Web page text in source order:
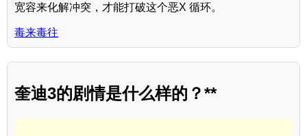
宽容来化解冲突，才能打破这个恶X 循环。
毒来毒往
奎迪3的剧情是什么样的？**